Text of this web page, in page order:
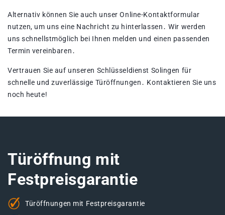
Alternativ können Sie auch unser Online-Kontaktformular
nutzen, um uns eine Nachricht zu hinterlassen․ Wir werden
uns schnellstmöglich bei Ihnen melden und einen passenden
Termin vereinbaren․
Vertrauen Sie auf unseren Schlüsseldienst Solingen für
schnelle und zuverlässige Türöffnungen․ Kontaktieren Sie uns
noch heute!​
Türöffnung mit
Festpreisgarantie
Türöffnungen mit Festpreisgarantie